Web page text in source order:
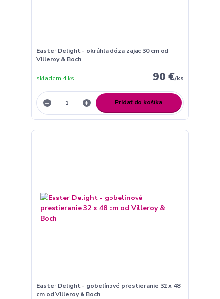
Easter Delight - okrúhla dóza zajac 30 cm od
Villeroy & Boch
90 €/ks
skladom 4 ks
Pridať do košíka
Easter Delight - gobelínové prestieranie 32 x 48
cm od Villeroy & Boch